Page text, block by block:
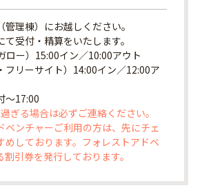
管理棟）にお越しください。
受付・精算をいたします。
ロー）15:00イン／10:00アウト
フリーサイト）14:00イン／12:00ア
〜17:00
ぎる場合は必ずご連絡ください。
ンチャーご利用の方は、先にチェ
めしております。フォレストアドベ
引券を発行しております。